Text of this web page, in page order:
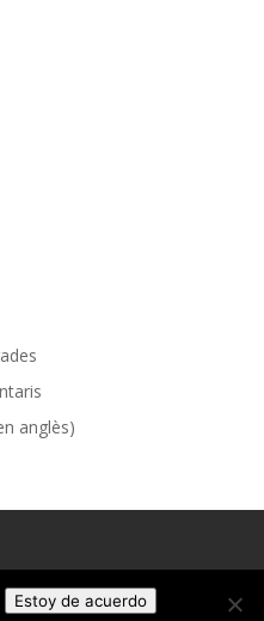
anglès)
Estoy de acuerdo